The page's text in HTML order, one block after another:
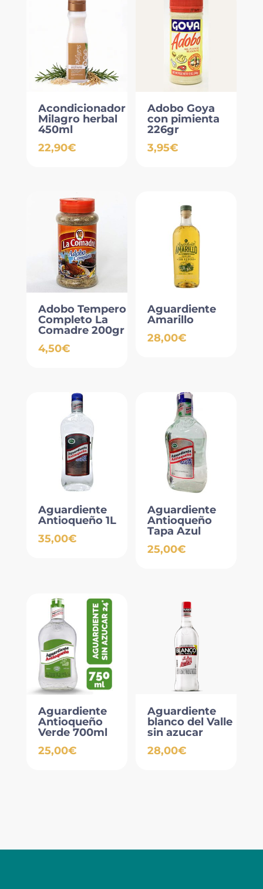
Acondicionador
Milagro herbal
450ml
22,90€
Adobo Goya
con pimienta
226gr
3,95€
Adobo Tempero
Completo La
Comadre 200gr
4,50€
Aguardiente
Amarillo
28,00€
Aguardiente
Antioqueño 1L
35,00€
Aguardiente
Antioqueño
Tapa Azul
25,00€
Aguardiente
Antioqueño
Verde 700ml
25,00€
Aguardiente
blanco del Valle
sin azucar
28,00€